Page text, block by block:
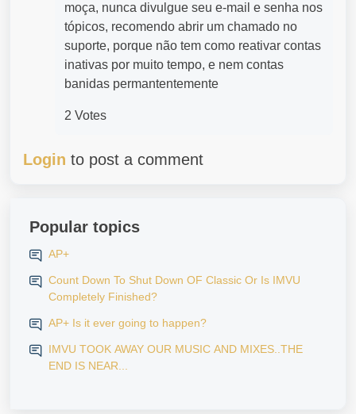
moça, nunca divulgue seu e-mail e senha nos
tópicos, recomendo abrir um chamado no
suporte, porque não tem como reativar contas
inativas por muito tempo, e nem contas
banidas permantentemente
2 Votes
Login to post a comment
Popular topics
AP+
Count Down To Shut Down OF Classic Or Is IMVU
Completely Finished?
AP+ Is it ever going to happen?
IMVU TOOK AWAY OUR MUSIC AND MIXES..THE
END IS NEAR...